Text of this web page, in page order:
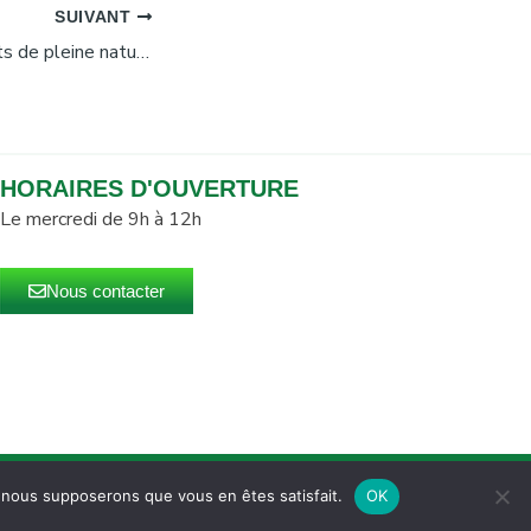
SUIVANT
Marco Rollot, sports de pleine nature, hébergements en écogîtes, Canyon Canigou, Villerach
HORAIRES D'OUVERTURE
Le mercredi de 9h à 12h
Nous contacter
site Mentions légales
supposerons que vous en êtes satisfait. OK